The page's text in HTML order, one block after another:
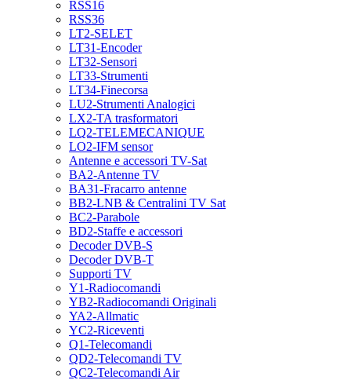
RSS16
RSS36
LT2-SELET
LT31-Encoder
LT32-Sensori
LT33-Strumenti
LT34-Finecorsa
LU2-Strumenti Analogici
LX2-TA trasformatori
LQ2-TELEMECANIQUE
LO2-IFM sensor
Antenne e accessori TV-Sat
BA2-Antenne TV
BA31-Fracarro antenne
BB2-LNB & Centralini TV Sat
BC2-Parabole
BD2-Staffe e accessori
Decoder DVB-S
Decoder DVB-T
Supporti TV
Y1-Radiocomandi
YB2-Radiocomandi Originali
YA2-Allmatic
YC2-Riceventi
Q1-Telecomandi
QD2-Telecomandi TV
QC2-Telecomandi Air